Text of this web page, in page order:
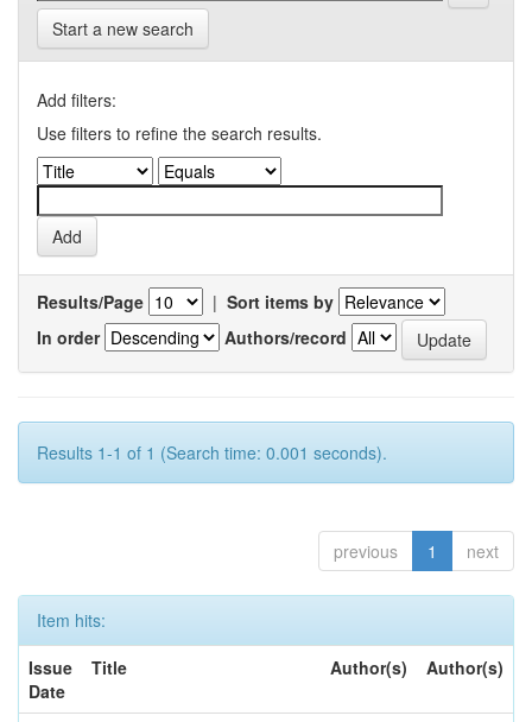
Start a new search
Add filters:
Use filters to refine the search results.
Results/Page | Sort items by
In order
Authors/record
Results 1-1 of 1 (Search time: 0.001 seconds).
previous 1 next
Item hits:
Issue
Date
Title Author(s) Author(s)